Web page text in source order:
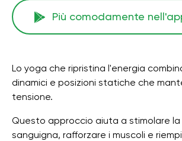
Più comodamente
Lo yoga che ripristina l'energia
dinamici e posizioni statiche che
tensione.
Questo approccio aiuta a stimolare la
sanguigna, rafforzare i muscoli e